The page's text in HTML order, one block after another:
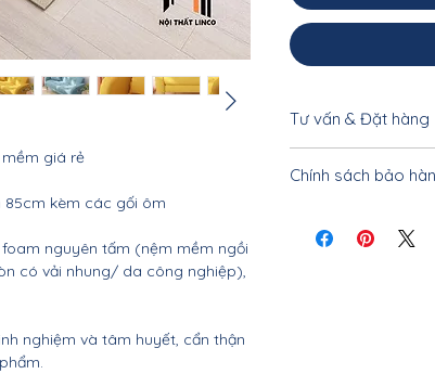
mềm giá rẻ
85cm kèm các gối ôm
nguyên tấm (nệm mềm ngồi
có vải nhung/ da công nghiệp),
nghiệm và tâm huyết, cẩn thận
Tư vấn & Đặt hàng
khách vui lòng liên
Chính sách bảo